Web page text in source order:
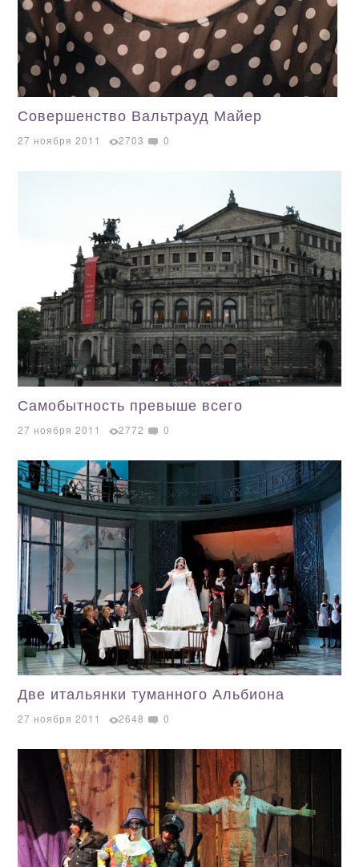
Совершенство Вальтрауд Майер
27 ноября 2011 2703 0
Самобытность превыше всего
27 ноября 2011 2772 0
Две итальянки туманного Альбиона
27 ноября 2011 2648 0